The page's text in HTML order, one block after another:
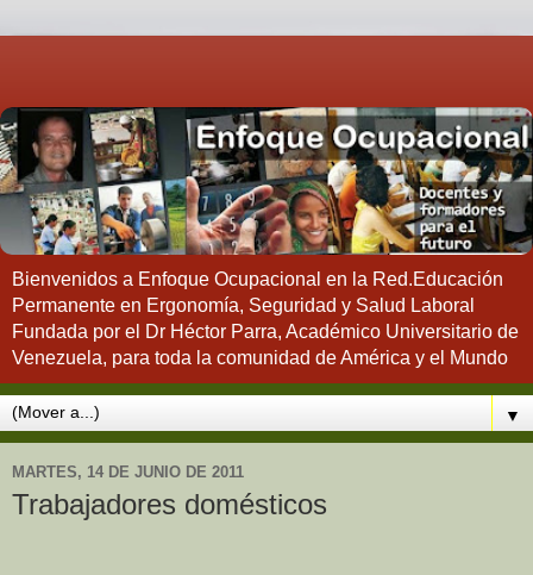
Bienvenidos a Enfoque Ocupacional en la Red.Educación
Permanente en Ergonomía, Seguridad y Salud Laboral
Fundada por el Dr Héctor Parra, Académico Universitario de
Venezuela, para toda la comunidad de América y el Mundo
▼
MARTES, 14 DE JUNIO DE 2011
Trabajadores domésticos